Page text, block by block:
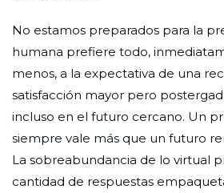
No estamos preparados para la
humana prefiere todo,
menos, a la expectativa de una
satisfacción mayor pero
incluso en el futuro cercano. Un
siempre vale más que un futuro
La sobreabundancia de lo virtual
cantidad de respuestas